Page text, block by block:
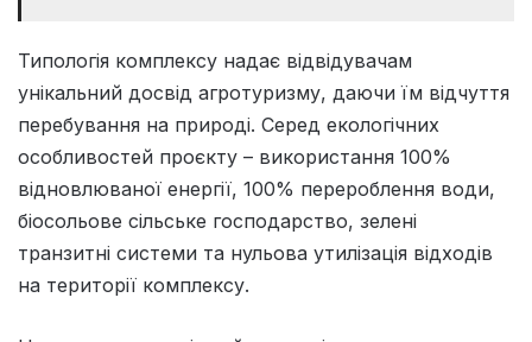
Типологія комплексу надає відвідувачам
унікальний досвід агротуризму, даючи їм відчуття
перебування на природі. Серед екологічних
особливостей проєкту – використання 100%
відновлюваної енергії, 100% перероблення води,
біосольове сільське господарство, зелені
транзитні системи та нульова утилізація відходів
на території комплексу.